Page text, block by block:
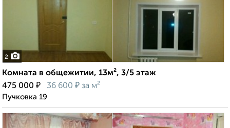
2
Комната в общежитии, 13м², 3/5 этаж
475 000 ₽ 36 600 ₽ за м²
Пучковка 19